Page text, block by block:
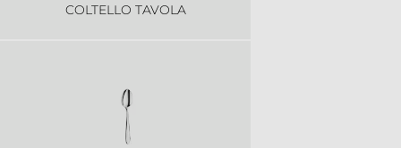
COLTELLO TAVOLA